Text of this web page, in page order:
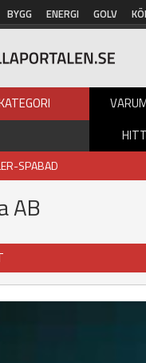
BYGG ENERGI GOLV
SPABAD
Spabad»
AB